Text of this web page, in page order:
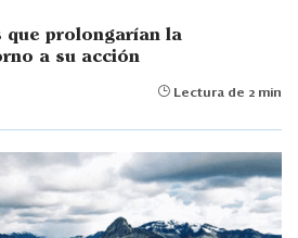
que prolongarían la
a su acción
Lectura de 2 min